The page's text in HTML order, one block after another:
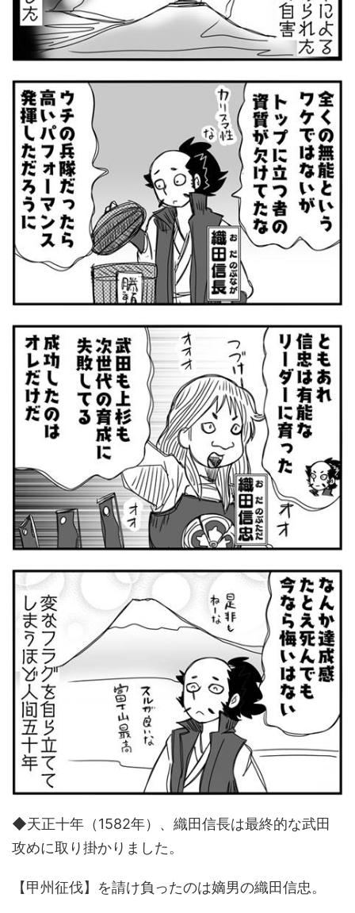
◆天正十年（1582年）、織田信長は最終的な武田
攻めに取り掛かりました。
【甲州征伐】を請け負ったのは嫡男の織田信忠。